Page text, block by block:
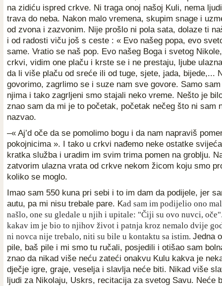
na zidiću ispred crkve. Ni traga onoj našoj Kuli, nema
trava do neba. Nakon malo vremena, skupim snage i
od zvona i zazvonim. Nije prošlo ni pola sata, dolaze ti
i od radosti viču još s ceste : « Evo našeg popa, evo
same. Vratio se naš pop. Evo našeg Boga i svetog
crkvi, vidim one plaču i krste se i ne prestaju, ljube
da li više plaču od sreće ili od tuge, sjete, jada, bijede,...
govorimo, zagrlimo se i suze nam sve govore. Samo
njima i tako zagrljeni smo stajali neko vreme. Nešto je
znao sam da mi je to početak, početak nečeg što ni sam
nazvao.
–« Aj’d oče da se pomolimo bogu i da nam napraviš
pokojnicima ». I tako u crkvi nađemo neke ostatke
kratka služba i uradim im svim trima pomen na groblju.
zatvorim ulazna vrata od crkve nekom žicom koju smo
koliko se moglo.
Imao sam 550 kuna pri sebi i to im dam da podijele, jer
autu, pa mi nisu trebale pare. Kad sam im podijelio ono
našlo, one su gledale u njih i upitale: "Čiji su ovo nuvci,
kakav im je bio to njihov život i patnja kroz nemalo dvije
ni novca nije trebalo, niti su bile u kontaktu sa istim. Jedna
pile, baš pile i mi smo tu ručali, posjedili i otišao sam
znao da nikad više neću zateći onakvu Kulu kakva je
dječje igre, graje, veselja i slavlja neće biti. Nikad više
ljudi za Nikolaju, Uskrs, recitacija za svetog Savu. Neće